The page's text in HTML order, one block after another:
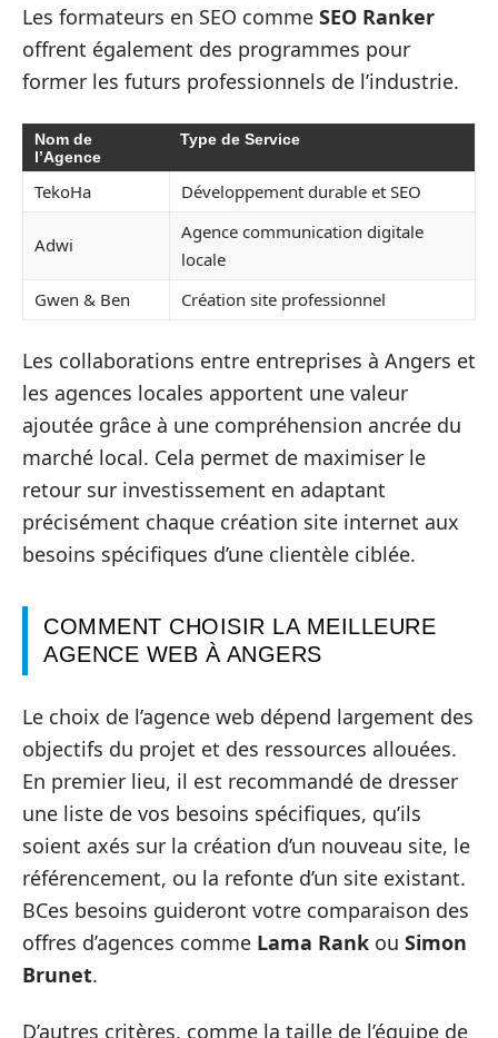
Les formateurs en SEO comme SEO Ranker
offrent également des programmes pour
former les futurs professionnels de l’industrie.
Nom de
l’Agence
Type de Service
TekoHa Développement durable et SEO
Adwi
Agence communication digitale
locale
Gwen & Ben
Création site professionnel
Les collaborations entre entreprises à Angers et
les agences locales apportent une valeur
ajoutée grâce à une compréhension ancrée du
marché local. Cela permet de maximiser le
retour sur investissement en adaptant
précisément chaque création site internet aux
besoins spécifiques d’une clientèle ciblée.
COMMENT CHOISIR LA MEILLEURE
AGENCE WEB À ANGERS
Le choix de l’agence web dépend largement des
objectifs du projet et des ressources allouées.
En premier lieu, il est recommandé de dresser
une liste de vos besoins spécifiques, qu’ils
soient axés sur la création d’un nouveau site, le
référencement, ou la refonte d’un site existant.
BCes besoins guideront votre comparaison des
offres d’agences comme Lama Rank ou Simon
Brunet.
D’autres critères, comme la taille de l’équipe de